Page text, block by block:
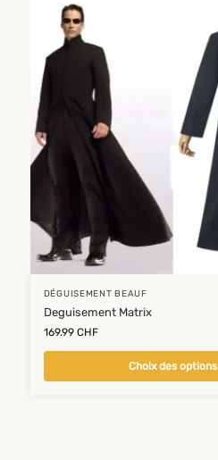
DÉGUISEMENT BEAUF
Deguisement Matrix
169.99 CHF
Choix des options